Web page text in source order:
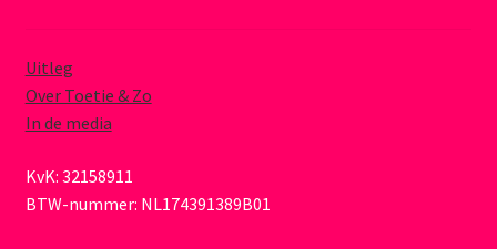
Uitleg
Over Toetie & Zo
In de media
KvK: 32158911
BTW-nummer: NL174391389B01